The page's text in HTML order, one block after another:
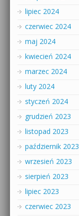
lipiec 2024
czerwiec 2024
maj 2024
kwiecień 2024
marzec 2024
luty 2024
styczeń 2024
grudzień 2023
listopad 2023
październik 2023
wrzesień 2023
sierpień 2023
lipiec 2023
czerwiec 2023